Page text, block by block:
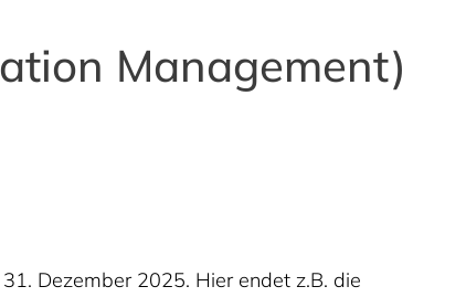
Management)
Dezember 2025. Hier endet z.B. die